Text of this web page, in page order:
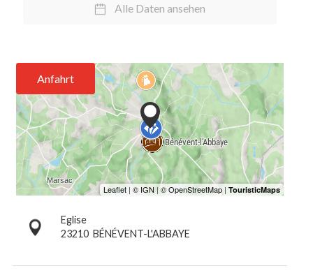
Alle Daten ansehen
Anfahrt
Eglise
23210 BÉNÉVENT-L'ABBAYE